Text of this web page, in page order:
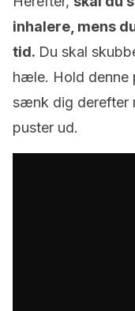
inhalere, mens
tid. Du skal
hæle. Hold denne
sænk dig derefter
puster ud.